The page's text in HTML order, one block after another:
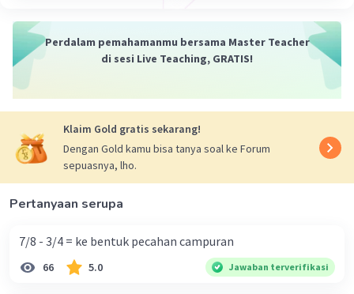
Perdalam pemahamanmu bersama Master Teacher
di sesi Live Teaching, GRATIS!
Klaim Gold gratis sekarang!
Dengan Gold kamu bisa tanya soal ke Forum
sepuasnya, lho.
Pertanyaan serupa
7/8 - 3/4 = ke bentuk pecahan campuran
66 5.0 Jawaban terverifikasi